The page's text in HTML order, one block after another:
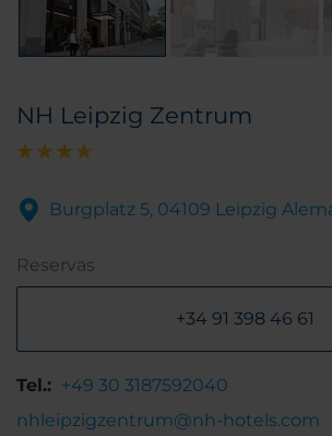
NH Leipzig Zentrum
Burgplatz 5, 04109 Leipzig
Reservas
+34 91 398 46 61
Tel.: +49 30 3187592040
nhleipzigzentrum@nh-hotels.com